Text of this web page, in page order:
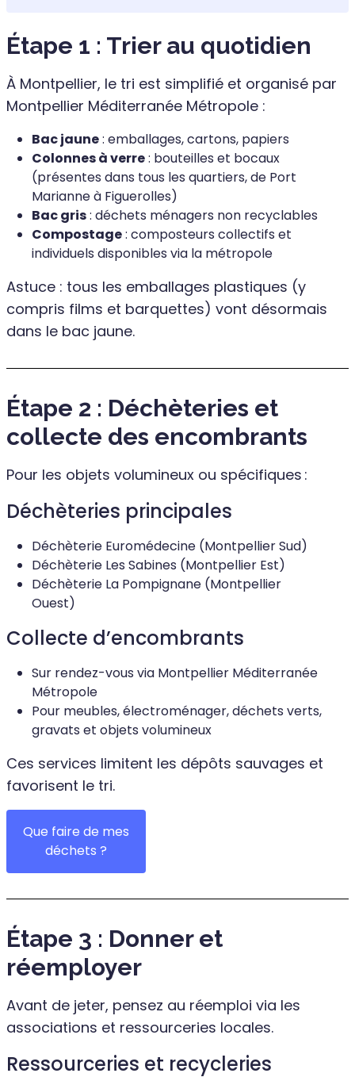
Étape 1 : Trier au quotidien
À Montpellier, le tri est simplifié et organisé par
Montpellier Méditerranée Métropole :
Bac jaune: emballages, cartons, papiers
Colonnes à verre: bouteilles et bocaux
(présentes dans tous les quartiers, de Port
Marianne à Figuerolles)
Bac gris: déchets ménagers non recyclables
Compostage: composteurs collectifs et
individuels disponibles via la métropole
Astuce : tous les emballages plastiques (y
compris films et barquettes) vont désormais
dans le bac jaune.
Étape 2 : Déchèteries et
collecte des encombrants
Pour les objets volumineux ou spécifiques :
Déchèteries principales
Déchèterie Euromédecine (Montpellier Sud)
Déchèterie Les Sabines (Montpellier Est)
Déchèterie La Pompignane (Montpellier
Ouest)
Collecte d’encombrants
Sur rendez-vous via Montpellier Méditerranée
Métropole
Pour meubles, électroménager, déchets verts,
gravats et objets volumineux
Ces services limitent les dépôts sauvages et
favorisent le tri.
Que faire de mes
déchets ?
Étape 3 : Donner et
réemployer
Avant de jeter, pensez au réemploi via les
associations et ressourceries locales.
Ressourceries et recycleries